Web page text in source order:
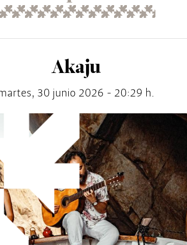
Akaju
30 junio 2026 - 20:29 h.